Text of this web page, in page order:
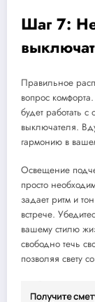
Шаг 7:
Правильное
вопрос
будет работать
выключателя.
гармонию в
Освещение
просто
задает ритм и
встрече.
вашему стилю
свободно течь
позволяя свету